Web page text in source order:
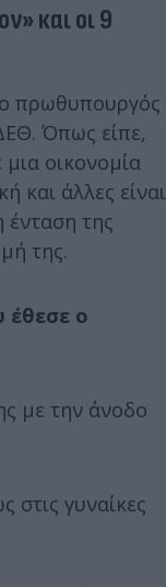
και οι 9
ο πρωθυπουργός
Όπως είπε,
οικονομία
και άλλες είναι
ένταση της
της.
έθεσε ο
με την άνοδο
στις γυναίκες